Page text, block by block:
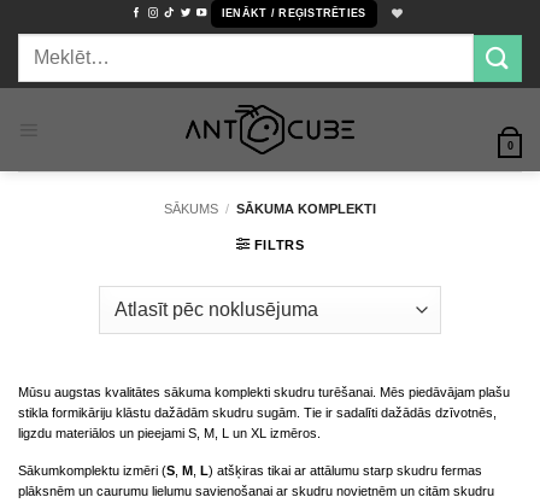
content
IENĀKT / REĢISTRĒTIES
Meklēt:
0
SĀKUMS / SĀKUMA KOMPLEKTI
FILTRS
Mūsu augstas kvalitātes sākuma komplekti skudru turēšanai. Mēs piedāvājam plašu
stikla formikāriju klāstu dažādām skudru sugām. Tie ir sadalīti dažādās dzīvotnēs,
ligzdu materiālos un pieejami S, M, L un XL izmēros.
Sākumkomplektu izmēri (S M L) atšķiras tikai ar attālumu starp skudru fermas
plāksnēm un caurumu lielumu savienošanai ar skudru novietnēm un citām skudru